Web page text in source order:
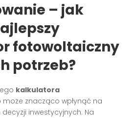
– jak
fotowoltaiczny
potrzeb?
kalkulatora
może znacząco wpłynąć na
inwestycyjnych. Na